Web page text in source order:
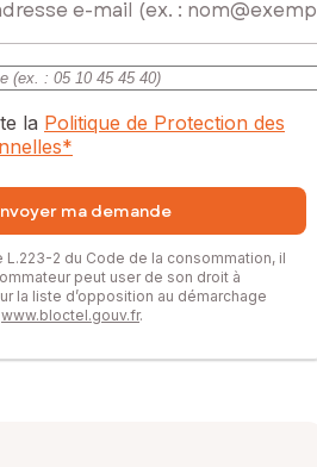
la Politique de Protection des
*
ma demande
L.223-2 du Code de la consommation, il
peut user de son droit à
la liste d’opposition au démarchage
www.bloctel.gouv.fr.